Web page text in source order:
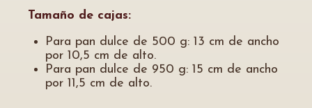
Tamaño de cajas:
Para pan dulce de 500 g: 13 cm de ancho
por 10,5 cm de alto.
Para pan dulce de 950 g: 15 cm de ancho
por 11,5 cm de alto.